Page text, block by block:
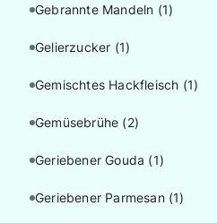
Gebrannte Mandeln (1)
Gelierzucker (1)
Gemischtes Hackfleisch (1)
Gemüsebrühe (2)
Geriebener Gouda (1)
Geriebener Parmesan (1)